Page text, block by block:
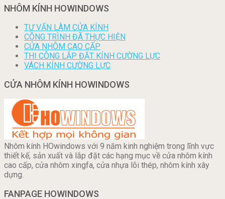
NHÔM KÍNH HOWINDOWS
TƯ VẤN LÀM CỬA KÍNH
CÔNG TRÌNH ĐÃ THỰC HIỆN
CỬA NHÔM CAO CẤP
THI CÔNG LẮP ĐẶT KÍNH CƯỜNG LỰC
VÁCH KÍNH CƯỜNG LỰC
CỬA NHÔM KÍNH HOWINDOWS
Nhôm kính HOwindows với 9 năm kinh nghiệm trong lĩnh vực
thiết kế, sản xuất và lắp đặt các hạng mục về cửa nhôm kính
cao cấp, cửa nhôm xingfa, cửa nhựa lõi thép, nhôm kính xây
dựng.
FANPAGE HOWINDOWS